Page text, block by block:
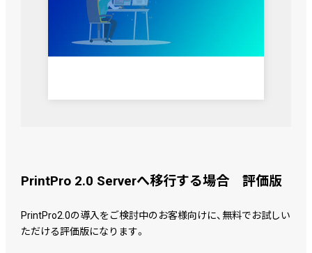
PrintPro 2.0 Serverへ移行する場合 評価版
PrintPro2.0の導入をご検討中のお客様向けに、無料でお試しい
ただける評価版になります。